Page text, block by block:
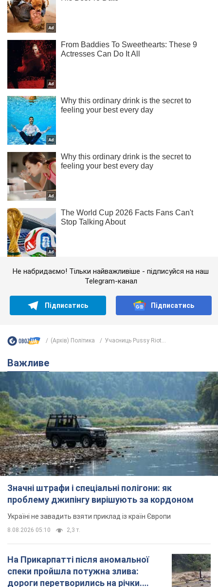
Не набридаємо! Тільки найважливіше - підписуйся на наш
Telegram-канал
Підписатись Підписатись
(Архів) Політика Учасниць Pussy Riot...
Важливе
Значні штрафи і спеціальні полігони: як
проблему джипінгу вирішують за кордоном
Україні не завадить взяти приклад із країн Європи
8.08.2026 05:10 2,3 т.
На Прикарпатті після аномальної
спеки пройшла потужна злива:
дороги перетворились на річки.